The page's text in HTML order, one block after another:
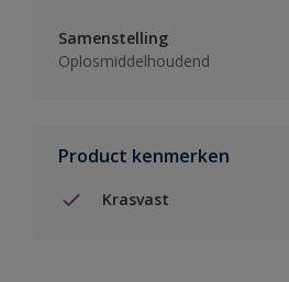
Samenstelling
Oplosmiddelhoudend
Product kenmerken
Krasvast